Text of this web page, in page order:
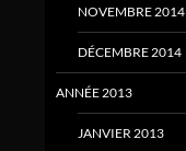
NOVEMBRE 2014
DÉCEMBRE 2014
ANNÉE 2013
JANVIER 2013